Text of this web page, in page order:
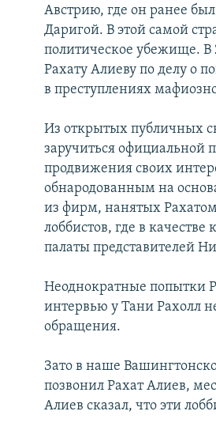
Австрию, где он ранее
Даригой. В этой самой
политическое убежище. В
Рахату Алиеву по делу о
в преступлениях
Из открытых публичных
заручиться официальной
продвижения своих
обнародованным на
из фирм, нанятых
лоббистов, где в качестве
палаты представителей
Неоднократные попытки
интервью у Тани Рахолл
обращения.
Зато в наше
позвонил Рахат Алиев,
Алиев сказал, что эти